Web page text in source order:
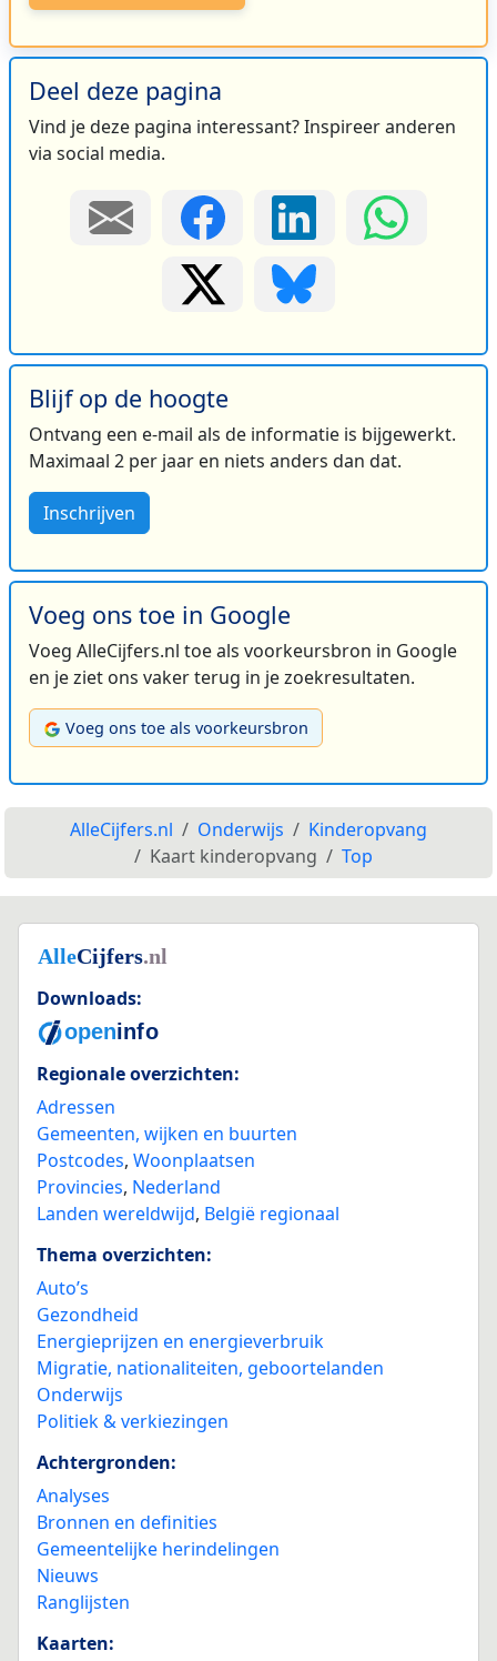
Deel deze pagina
Vind je deze pagina interessant? Inspireer anderen
via social media.
Blijf op de hoogte
Ontvang een e-mail als de informatie is bijgewerkt.
Maximaal 2 per jaar en niets anders dan dat.
Inschrijven
Voeg ons toe in Google
Voeg AlleCijfers.nl toe als voorkeursbron in Google
en je ziet ons vaker terug in je zoekresultaten.
Voeg ons toe als voorkeursbron
AlleCijfers.nl Onderwijs
Kinderopvang
Kaart kinderopvang
Top
Downloads:
Regionale overzichten:
Adressen
Gemeenten, wijken en buurten
Postcodes, Woonplaatsen
Provincies, Nederland
Landen wereldwijd, België regionaal
Thema overzichten:
Auto’s
Gezondheid
Energieprijzen en energieverbruik
Migratie, nationaliteiten, geboortelanden
Onderwijs
Politiek & verkiezingen
Achtergronden:
Analyses
Bronnen en definities
Gemeentelijke herindelingen
Nieuws
Ranglijsten
Kaarten: